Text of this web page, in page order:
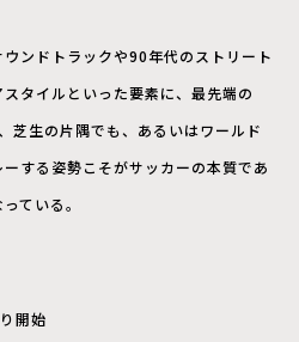
ンドトラックや90年代のストリート
タイルといった要素に、最先端の
芝生の片隅でも、あるいはワールド
する姿勢こそがサッカーの本質であ
ている。
開始